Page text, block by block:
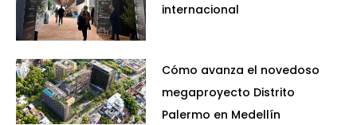
internacional
Cómo avanza el novedoso
megaproyecto Distrito
Palermo en Medellín